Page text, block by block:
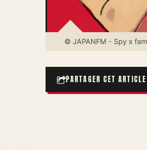
© JAPANFM - Spy x
PARTAGER CET ARTICLE